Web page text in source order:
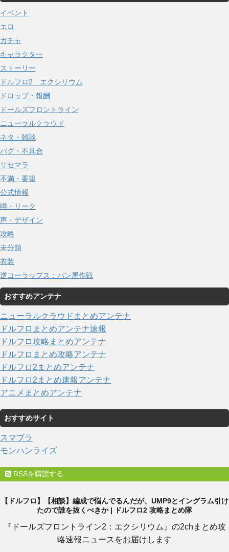
イ
ブ
イベント
エロ
ガチャ
キャラクター
ストーリー
ドルフロ2 エクシリウム
ドロップ・報酬
ドールズフロントライン
ニューラルクラウド
ネタ・雑談
バグ・不具合
リセマラ
不満・要望
公式情報
噂・リーク
声・デザイン
攻略
未分類
衣装
逆コーラップス：パン屋作戦
おすすめアンテナ
ニューラルクラウドまとめアンテナ
ドルフロまとめアンテナ速報
ドルフロ攻略まとめアンテナ
ドルフロまとめ攻略アンテナ
ドルフロ2まとめアンテナ
ドルフロ2まとめ速報アンテナ
アニメまとめアンテナ
おすすめサイト
スマブラ
モンハンライズ
RSSを購読する
【ドルフロ】【相談】編成で悩んでるんだが、UMP9とイングラム引け
たので誰を抜くべきか | ドルフロ2 攻略まとめ隊
『ドールズフロントライン2：エクシリウム』の2chまとめ攻
略速報ニュースをお届けします